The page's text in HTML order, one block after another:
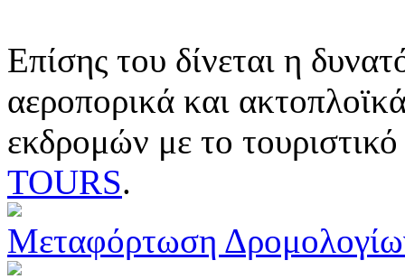
Επίσης του δίνεται η
αεροπορικά και
εκδρομών με το
TOURS.
Μεταφόρτωση